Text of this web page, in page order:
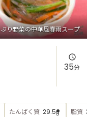
り野菜の中華風春雨スープ
35分
たんぱく質 29.5g 脂質